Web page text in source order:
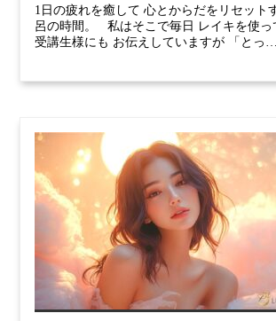
1日の疲れを癒して 心とからだをリセット
呂の時間。 私はそこで毎日 レイキを使っ
受講生様にも お伝えしていますが 「とっ